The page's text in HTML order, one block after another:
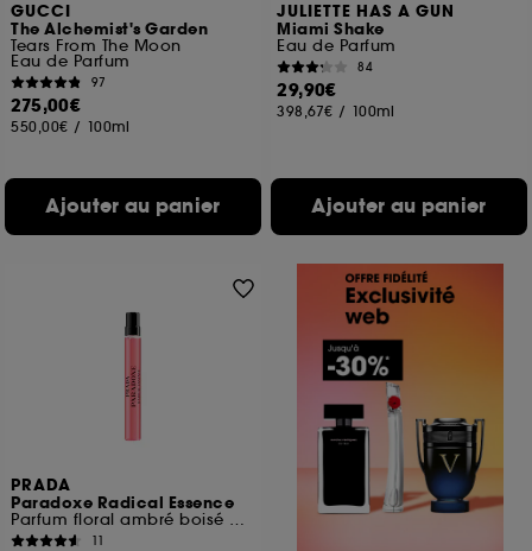
GUCCI
The Alchemist's Garden
Tears From The Moon
Eau de Parfum
97
275,00€
550,00€ / 100ml
Ajouter au panier
JULIETTE HAS A GUN
Miami Shake
Eau de Parfum
84
29,90€
398,67€ / 100ml
Ajouter au panier
PRADA
Paradoxe Radical Essence
Parfum floral ambré boisé Rechargeable
11